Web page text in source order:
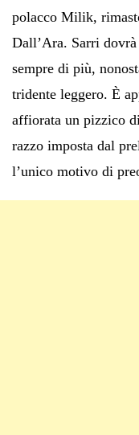
polacco Milik,
Dall’Ara. Sarri
sempre di più,
tridente leggero. È
affiorata un pizzico
razzo imposta dal
l’unico motivo di